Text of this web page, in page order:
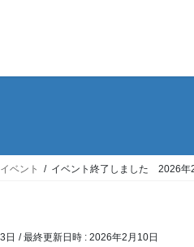
イベント イベント終了しました 2026年
日 / 最終更新日時 : 2026年2月10日